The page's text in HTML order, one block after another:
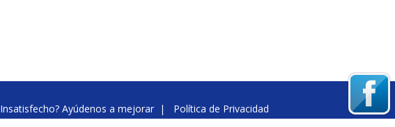
Insatisfecho? Ayúdenos a mejorar| Política de Privacidad